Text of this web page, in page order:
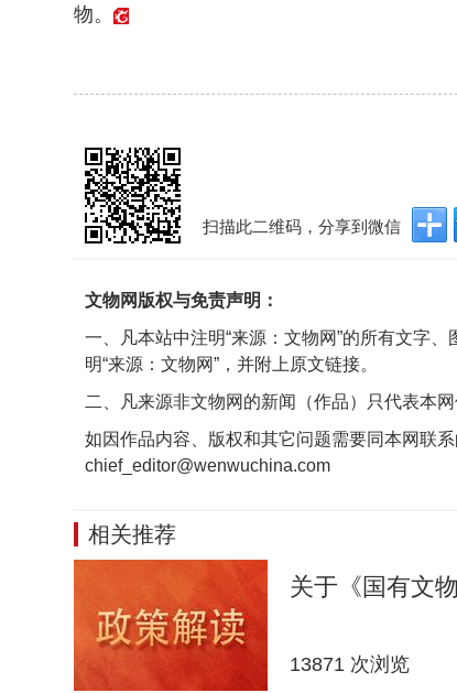
物。
扫描此二维码，分享到微信
文物网版权与免责声明：
一、凡本站中注明“来源：文物网”的所有文字
明“来源：文物网”，并附上原文链接。
二、凡来源非文物网的新闻（作品）只代表本
如因作品内容、版权和其它问题需要同本网联
chief_editor@wenwuchina.com
相关推荐
关于《国有文
13871 次浏览